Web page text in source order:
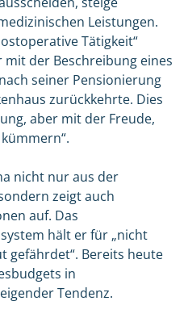
Leistungen.
Tätigkeit“
der Beschreibung eines
seiner Pensionierung
zurückkehrte. Dies
aber mit der Freude,
nicht nur aus der
zeigt auch
auf. Das
hält er für „nicht
gefährdet“. Bereits heute
in
Tendenz.